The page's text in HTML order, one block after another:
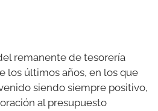
remanente de tesorería
los últimos años, en los que
siendo siempre positivo,
al presupuesto